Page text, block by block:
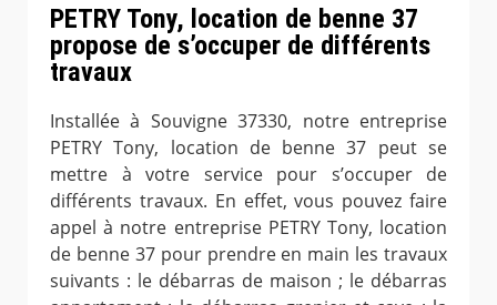
PETRY Tony, location de benne 37
propose de s’occuper de différents
travaux
Installée à Souvigne 37330, notre entreprise
PETRY Tony, location de benne 37 peut se
mettre à votre service pour s’occuper de
différents travaux. En effet, vous pouvez faire
appel à notre entreprise PETRY Tony, location
de benne 37 pour prendre en main les travaux
suivants : le débarras de maison ; le débarras